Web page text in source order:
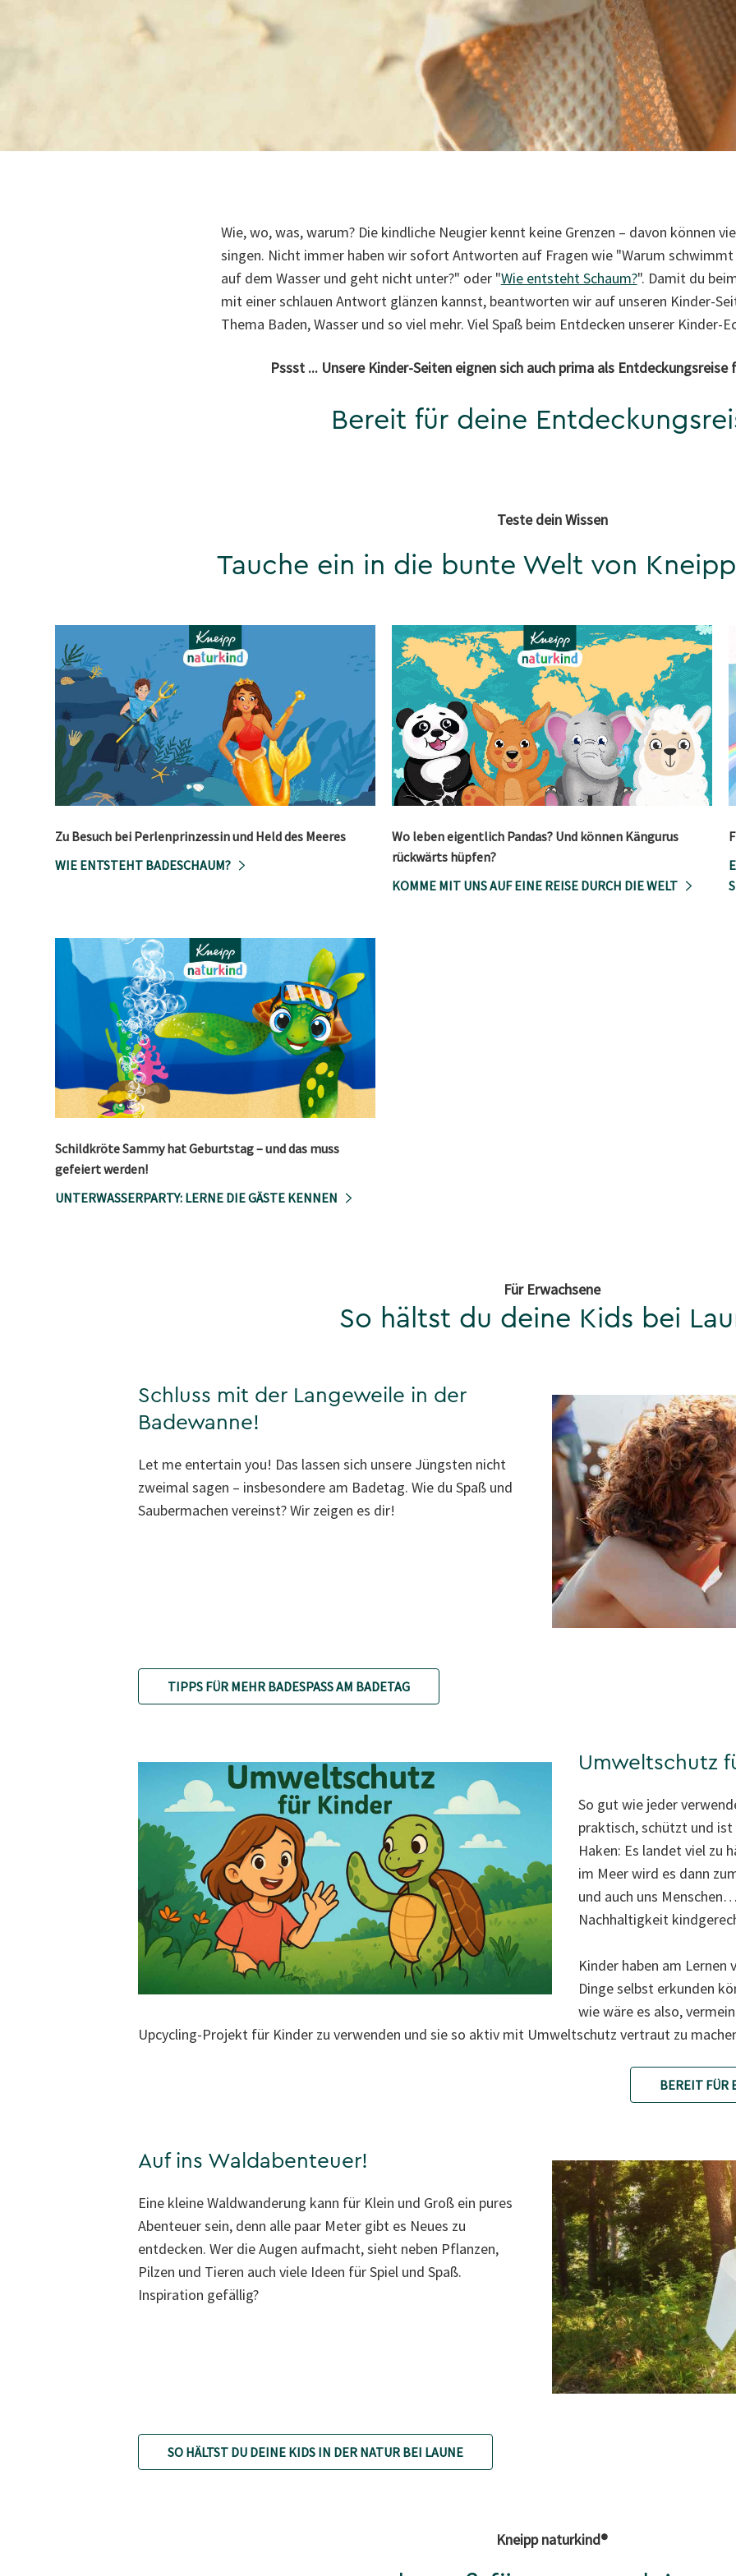
Wie, wo, was, warum? Die kindliche Neugier kennt keine Grenzen – davon können
singen. Nicht immer haben wir sofort Antworten auf Fragen wie "Warum
auf dem Wasser und geht nicht unter?" oder "Wie entsteht Schaum?". Damit du
mit einer schlauen Antwort glänzen kannst, beantworten wir auf unseren Kinder-
Thema Baden, Wasser und so viel mehr. Viel Spaß beim Entdecken unserer Kinder-
Pssst ... Unsere Kinder-Seiten eignen sich auch prima als Entdeckungsreise
Bereit für deine Entde
Teste dein Wissen
Tauche ein in die bunte Welt von
Zu Besuch bei Perlenprinzessin und Held des Meeres
WIE ENTSTEHT BADESCHAUM?
Wo leben eigentlich Pandas? Und können Kängurus
rückwärts hüpfen?
KOMME MIT UNS AUF EINE REISE DURCH DIE WELT
Schildkröte Sammy hat Geburtstag – und das muss
gefeiert werden!
UNTERWASSERPARTY: LERNE DIE GÄSTE KENNEN
Für Erwachsene
So hältst du deine Kids bei
Schluss mit der Langeweile in der
Badewanne!
Let me entertain you! Das lassen sich unsere Jüngsten nicht
zweimal sagen – insbesondere am Badetag. Wie du Spaß und
Saubermachen vereinst? Wir zeigen es dir!
TIPPS FÜR MEHR BADESPASS AM BADETAG
Umweltschutz
So gut wie jeder
praktisch, schützt und
Haken: Es landet viel zu
im Meer wird es dann
und auch uns
Nachhaltigkeit
Kinder haben am Lernen
Dinge selbst erkunden
wie wäre es also,
Upcycling-Projekt für Kinder zu verwenden und sie so aktiv mit Umweltschutz vertraut zu
BEREIT FÜR
Auf ins Waldabenteuer!
Eine kleine Waldwanderung kann für Klein und Groß ein pures
Abenteuer sein, denn alle paar Meter gibt es Neues zu
entdecken. Wer die Augen aufmacht, sieht neben Pflanzen,
Pilzen und Tieren auch viele Ideen für Spiel und Spaß.
Inspiration gefällig?
SO HÄLTST DU DEINE KIDS IN DER NATUR BEI LAUNE
Kneipp naturkind®